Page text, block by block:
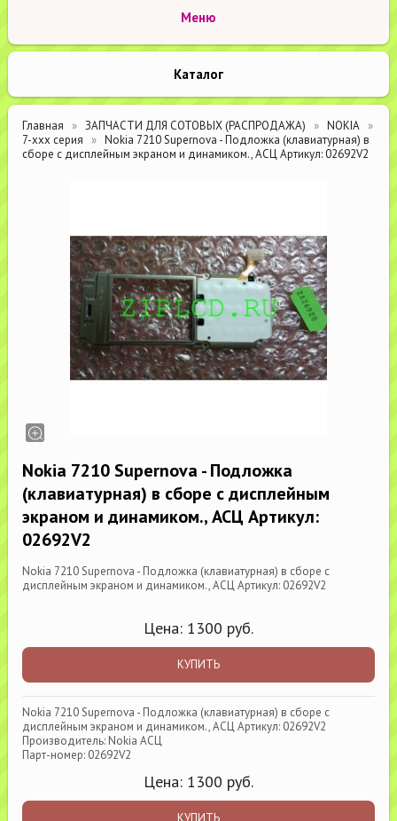
Каталог
Главная ЗАПЧАСТИ ДЛЯ СОТОВЫХ (РАСПРОДАЖА)
NOKIA
7-xxx серия
Nokia 7210 Supernova - Подложка (клавиатурная) в
сборе с дисплейным экраном и динамиком., АСЦ Артикул: 02692V2
Nokia 7210 Supernova - Подложка
(клавиатурная) в сборе с дисплейным
экраном и динамиком., АСЦ Артикул:
02692V2
Nokia 7210 Supernova - Подложка (клавиатурная) в сборе с
дисплейным экраном и динамиком., АСЦ Артикул: 02692V2
Цена: 1300 руб.
КУПИТЬ
Nokia 7210 Supernova - Подложка (клавиатурная) в сборе с
дисплейным экраном и динамиком., АСЦ Артикул: 02692V2
Производитель: Nokia АСЦ
Парт-номер: 02692V2
Цена: 1300 руб.